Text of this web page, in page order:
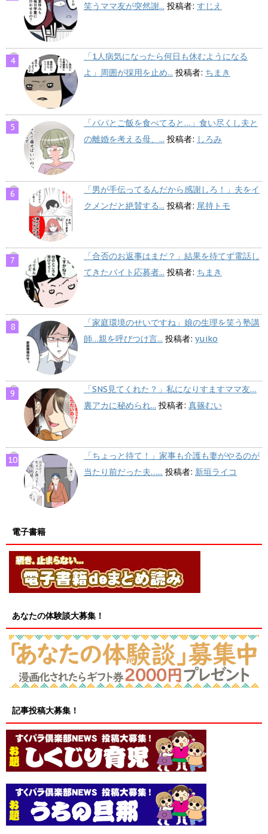
笑うママ友が突然謝... 投稿者: すじえ
「1人病気になったら何日も休むようになる
よ」周囲が採用を止め... 投稿者: ちまき
「パパとご飯を食べてると…」食い尽くし夫と
の離婚を考える母、... 投稿者: しろみ
「男が手伝ってるんだから感謝しろ！」夫をイ
クメンだと絶賛する... 投稿者: 尾持トモ
「合否のお返事はまだ？」結果を待てず電話し
てきたバイト応募者... 投稿者: ちまき
「家庭環境のせいですね」娘の生理を笑う塾講
師…親を呼びつけ言... 投稿者: yuiko
「SNS見てくれた？」私になりすますママ友…
裏アカに秘められ... 投稿者: 真篠むい
「ちょっと待て！」家事も介護も妻がやるのが
当たり前だった夫…... 投稿者: 新垣ライコ
電子書籍
あなたの体験談大募集！
記事投稿大募集！